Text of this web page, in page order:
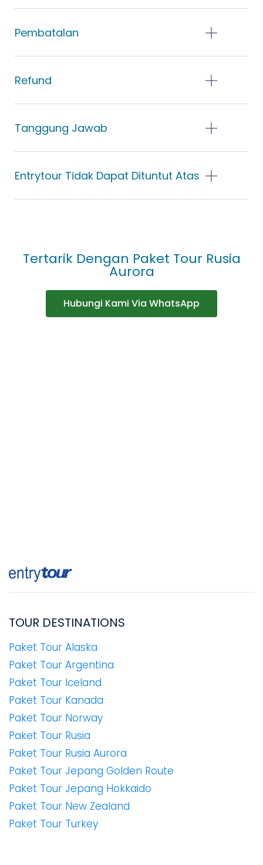
Pembatalan
Refund
Tanggung Jawab
Entrytour Tidak Dapat Dituntut Atas
Tertarik Dengan Paket Tour Rusia
Aurora
Hubungi Kami Via WhatsApp
TOUR DESTINATIONS
Paket Tour Alaska
Paket Tour Argentina
Paket Tour Iceland
Paket Tour Kanada
Paket Tour Norway
Paket Tour Rusia
Paket Tour Rusia Aurora
Paket Tour Jepang Golden Route
Paket Tour Jepang Hokkaido
Paket Tour New Zealand
Paket Tour Turkey